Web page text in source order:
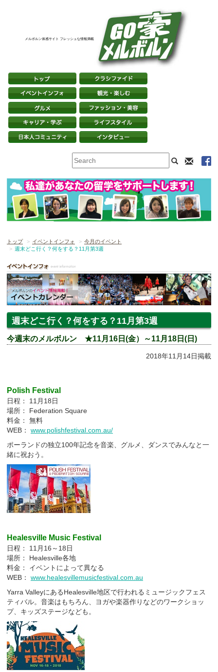
メルボルン体感サイト フレッシュな情報満載
トップ イベントインフォ
今月のイベント
週末どこ行く？何をする？11月第3週
週末どこ行く？何をする？11月第3週
今週末のメルボルン ★11月16日(金）～11月18日(日)
2018年11月14日掲載
Polish Festival
日程： 11月18日
場所： Federation Square
料金： 無料
WEB： www.polishfestival.com.au/
ポーランドの独立100年記念を音楽、グルメ、ダンスでみんなと一
緒に祝おう。
Healesville Music Festival
日程： 11月16～18日
場所： Healesville各地
料金： イベントによって異なる
WEB： www.healesvillemusicfestival.com.au
Yarra ValleyにあるHealesville地区で行われるミュージックフェス
ティバル。音楽はもちろん、ヨガや楽器作りなどのワークショッ
プ、キッズステージなども。